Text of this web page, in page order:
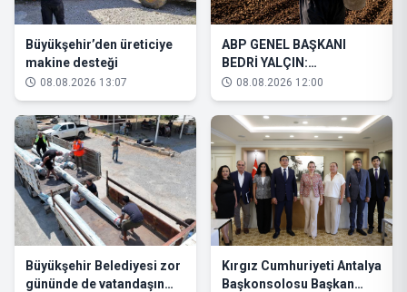
Büyükşehir’den üreticiye
makine desteği
08.08.2026 13:07
ABP GENEL BAŞKANI
BEDRİ YALÇIN:
“ÜRETENİN, ESNAFIN VE
KÖYLÜNÜN YANINDAYIZ”
08.08.2026 12:00
Büyükşehir Belediyesi zor
gününde de vatandaşın
Kırgız Cumhuriyeti Antalya
Başkonsolosu Başkan